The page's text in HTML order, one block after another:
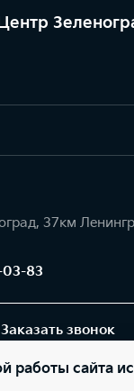
37км
83
Заказать звонок
работы сайта